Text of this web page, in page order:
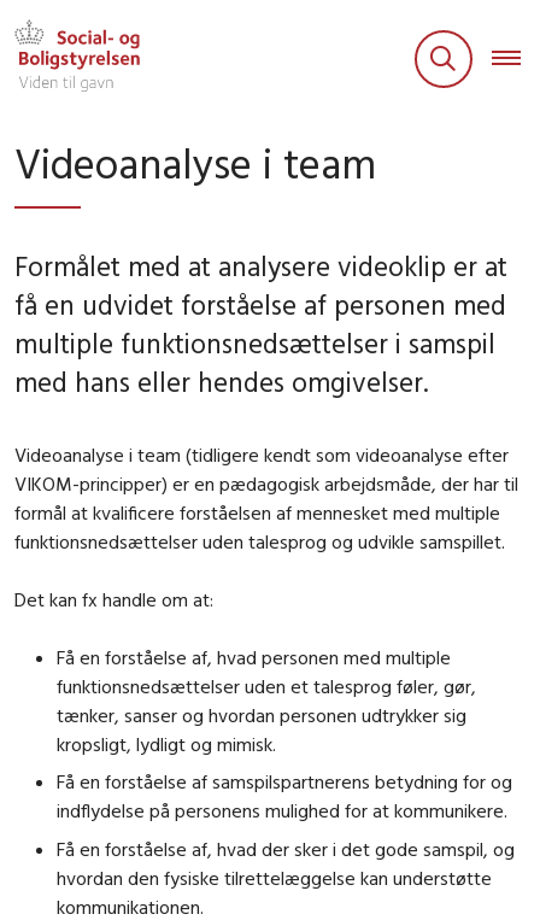
Videoanalyse i team
Formålet med at analysere videoklip er at
få en udvidet forståelse af personen med
multiple funktionsnedsættelser i samspil
med hans eller hendes omgivelser.
Videoanalyse i team (tidligere kendt som videoanalyse efter
VIKOM-principper) er en pædagogisk arbejdsmåde, der har til
formål at kvalificere forståelsen af mennesket med multiple
funktionsnedsættelser uden talesprog og udvikle samspillet.
Det kan fx handle om at:
Få en forståelse af, hvad personen med multiple
funktionsnedsættelser uden et talesprog føler, gør,
tænker, sanser og hvordan personen udtrykker sig
kropsligt, lydligt og mimisk.
Få en forståelse af samspilspartnerens betydning for og
indflydelse på personens mulighed for at kommunikere.
Få en forståelse af, hvad der sker i det gode samspil, og
hvordan den fysiske tilrettelæggelse kan understøtte
kommunikationen.